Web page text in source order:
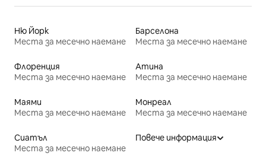
Ню Йорк
Места за месечно наемане
Барселона
Места за месечно наемане
Флоренция
Места за месечно наемане
Атина
Места за месечно наемане
Маями
Места за месечно наемане
Монреал
Места за месечно наемане
Сиатъл
Места за месечно наемане
Повече информация